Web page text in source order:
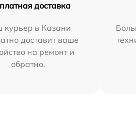
доставка
курьер в Казани
доставит ваше
на ремонт и
обратно.